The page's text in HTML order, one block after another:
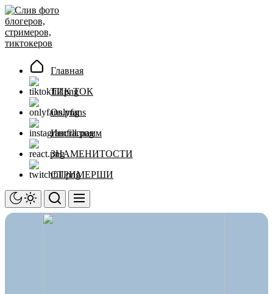
Перейти
к
содержимому
Главная
ТИК ТОК
Onlyfans
Инстаграмм
ЗНАМЕНИТОСТИ
СТРИМЕРШИ